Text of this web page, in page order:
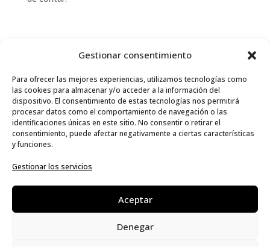
Gestionar consentimiento
Para ofrecer las mejores experiencias, utilizamos tecnologías como
las cookies para almacenar y/o acceder a la información del
dispositivo. El consentimiento de estas tecnologías nos permitirá
procesar datos como el comportamiento de navegación o las
identificaciones únicas en este sitio. No consentir o retirar el
consentimiento, puede afectar negativamente a ciertas características
y funciones.
Gestionar los servicios
Aceptar
Denegar
Esta web está financiada por la Unión Europea – Next
Generation EU